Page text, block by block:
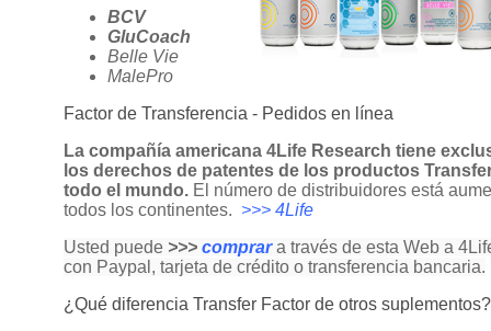
BCV
GluCoach
Belle Vie
MalePro
Factor de Transferencia - Pedidos en línea
La compañía americana 4Life Research tiene
los derechos de patentes de los productos
todo el mundo. El número de distribuidores está
todos los continentes. >>> 4Life
Usted puede >>> comprara través de esta Web a
con Paypal, tarjeta de crédito o transferencia bancaria.
¿Qué diferencia Transfer Factor de otros